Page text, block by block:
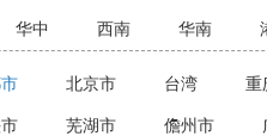
华中 西南 华南
北京市 台湾 重
芜湖市 儋州市